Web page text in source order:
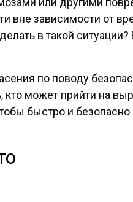
вне зависимости от
в такой ситуации?
по поводу
кто может прийти на
быстро и